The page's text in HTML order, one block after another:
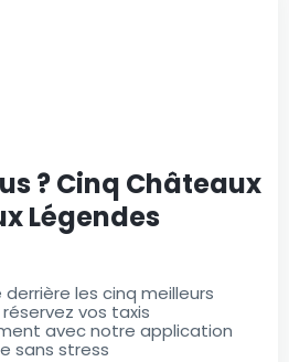
? Cinq Châteaux
Légendes
les cinq meilleurs
vos taxis
avec notre application
sans stress